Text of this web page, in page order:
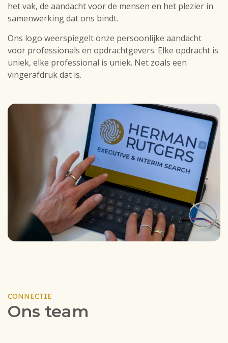
het vak, de aandacht voor de mensen en het plezier in
samenwerking dat ons bindt.
Ons logo weerspiegelt onze persoonlijke aandacht
voor professionals en opdrachtgevers. Elke opdracht is
uniek, elke professional is uniek. Net zoals een
vingerafdruk dat is.
CONNECTIE
Ons team